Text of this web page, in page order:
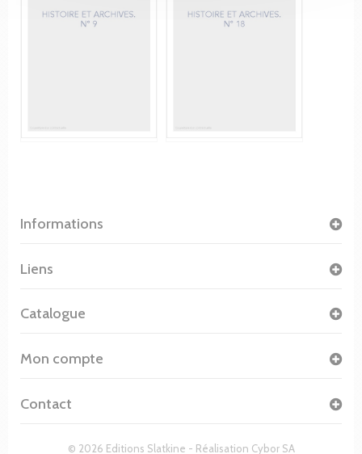
Informations
© 2026 Editions Slatkine - Réalisation Cybor SA
Liens
Catalogue
Mon compte
Contact